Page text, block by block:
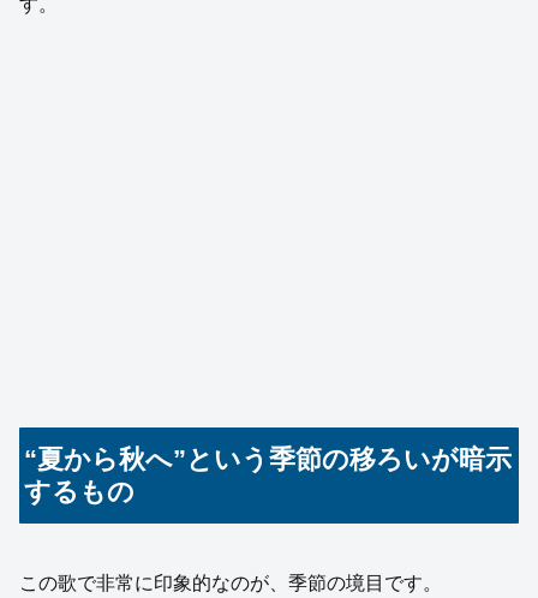
す。
“夏から秋へ”という季節の移ろいが暗示
するもの
この歌で非常に印象的なのが、季節の境目です。